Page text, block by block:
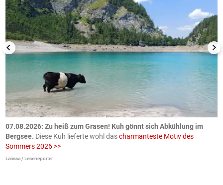
07.08.2026: Zu heiß zum Grasen! Kuh gönnt sich Abkühlung im
Bergsee. Diese Kuh lieferte wohl dascharmanteste Motiv des
Sommers 2026 >>
Larissa / Leserreporter